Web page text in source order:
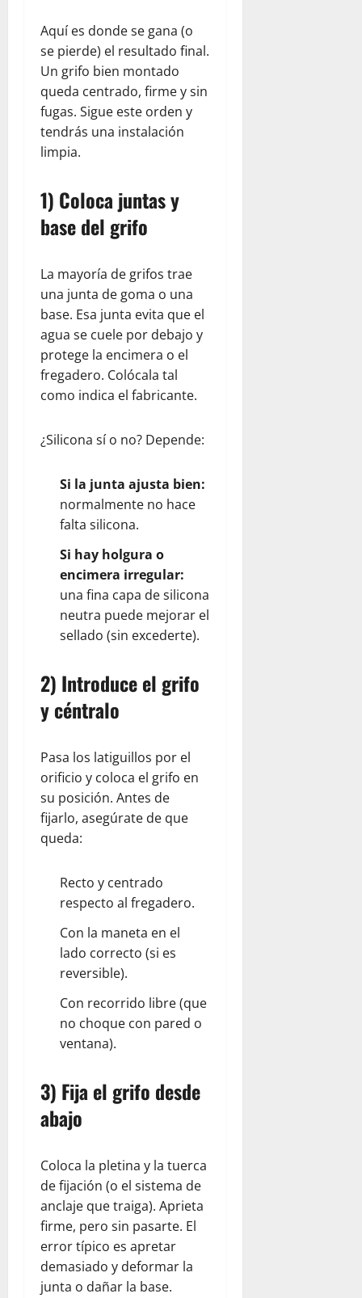
Aquí es donde se gana (o
se pierde) el resultado final.
Un grifo bien montado
queda centrado, firme y sin
fugas. Sigue este orden y
tendrás una instalación
limpia.
1) Coloca juntas y
base del grifo
La mayoría de grifos trae
una junta de goma o una
base. Esa junta evita que el
agua se cuele por debajo y
protege la encimera o el
fregadero. Colócala tal
como indica el fabricante.
¿Silicona sí o no? Depende:
Si la junta ajusta bien:
normalmente no hace
falta silicona.
Si hay holgura o
encimera irregular:
una fina capa de silicona
neutra puede mejorar el
sellado (sin excederte).
2) Introduce el grifo
y céntralo
Pasa los latiguillos por el
orificio y coloca el grifo en
su posición. Antes de
fijarlo, asegúrate de que
queda:
Recto y centrado
respecto al fregadero.
Con la maneta en el
lado correcto (si es
reversible).
Con recorrido libre (que
no choque con pared o
ventana).
3) Fija el grifo desde
abajo
Coloca la pletina y la tuerca
de fijación (o el sistema de
anclaje que traiga). Aprieta
firme, pero sin pasarte. El
error típico es apretar
demasiado y deformar la
junta o dañar la base.